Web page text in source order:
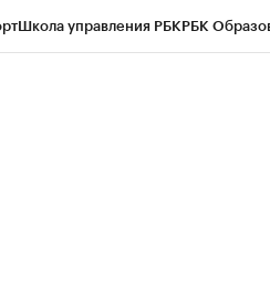
Школа управления РБКРБК